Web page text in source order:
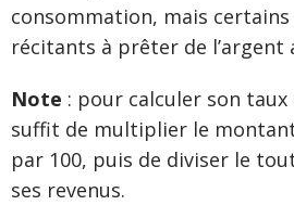
consommation, mais
récitants à prêter de l’argent
Note : pour calculer son
suffit de multiplier le
par 100, puis de diviser le
ses revenus.